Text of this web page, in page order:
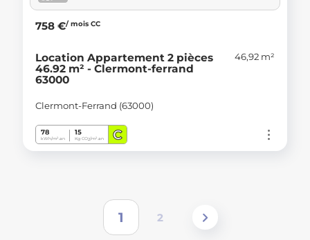
758 €/ mois CC
Location Appartement 2 pièces
46.92 m² - Clermont-ferrand
63000
46,92 m²
Clermont-Ferrand (63000)
78
kWh/m².an
15
Kg CO2/m².an C
1 2